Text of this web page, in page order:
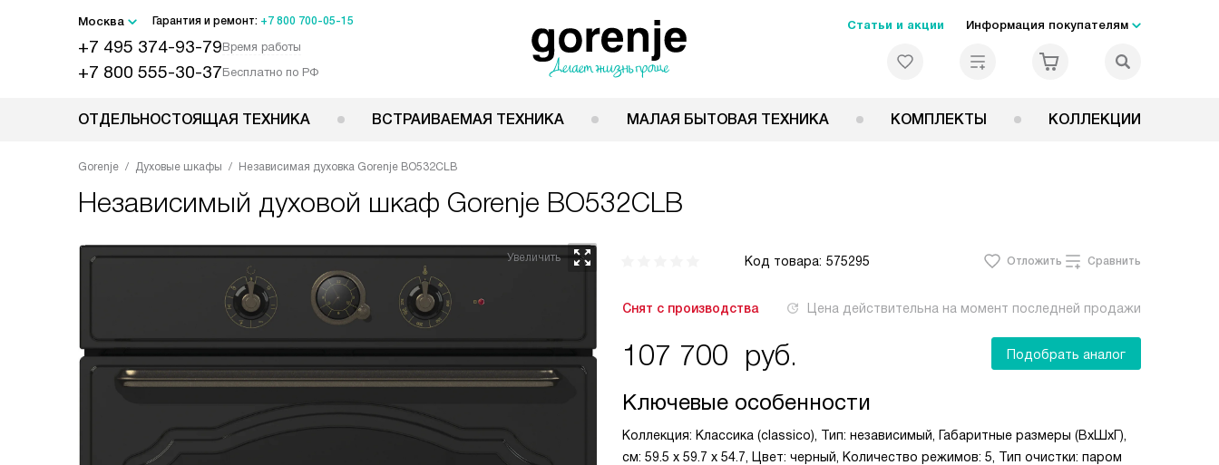
Москва Гарантия и ремонт: +7 800 700-05-15
+7 495 374-93-79Время работы
+7 800 555-30-37Бесплатно по РФ
Статьи и акции Информация покупателям
ОТДЕЛЬНОСТОЯЩАЯ ТЕХНИКА ВСТРАИВАЕМАЯ ТЕХНИКА МАЛАЯ БЫТОВАЯ ТЕХНИКА КОМПЛЕКТЫ КОЛЛЕКЦИИ
Gorenje Духовые шкафы Независимая духовка Gorenje BO532CLB
Независимый духовой шкаф Gorenje BO532CLB
Код товара: 575295 Отложить Сравнить
Снят с производства Цена действительна на момент последней продажи
107 700 руб. Подобрать аналог
Ключевые особенности
Коллекция: Классика (classico), Тип: независимый, Габаритные размеры (ВxШxГ),
см: 59.5 x 59.7 x 54.7, Цвет: черный, Количество режимов: 5, Тип очистки: паром